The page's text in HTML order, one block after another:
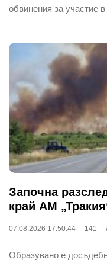
обвинения за участие
Започна
край АМ
07.08.2026 17:50:44 141
Образувано е